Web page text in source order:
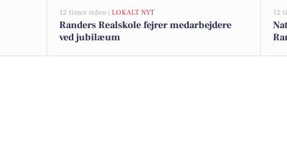
12 timer siden | LOKALT NYT
Randers Realskole fejrer medarbejdere
ved jubilæum
12